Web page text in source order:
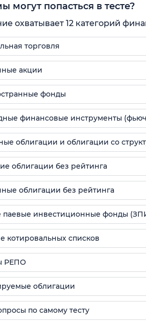
могут попасться в тесте?
охватывает 12 категорий
торговля
акции
фонды
финансовые инструменты
облигации и облигации со
облигации без рейтинга
облигации без рейтинга
паевые инвестиционные фонды
котировальных списков
РЕПО
облигации
по самому тесту